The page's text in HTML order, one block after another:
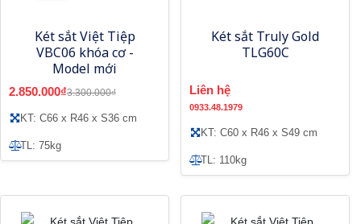
Két sắt Việt Tiệp
VBC06 khóa cơ -
Model mới
2.850.000₫3.300.000₫
KT: C66 x R46 x S36 cm
TL: 75kg
Két sắt Truly Gold
TLG60C
Liên hệ
0933.48.1979
KT: C60 x R46 x S49 cm
TL: 110kg